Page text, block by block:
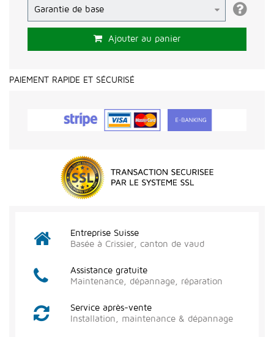
Ajouter au panier
PAIEMENT RAPIDE ET SÉCURISÉ
Entreprise Suisse
Basée à Crissier, canton de vaud
Assistance gratuite
Maintenance, dépannage, réparation
Service après-vente
Installation, maintenance & dépannage